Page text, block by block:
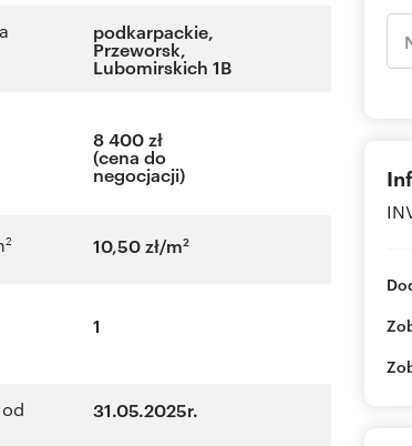
podkarpackie,
Przeworsk,
Lubomirskich 1B
8 400 zł
(cena do
negocjacji)
2 10,50 zł/m2
1
31.05.2025r.
PL